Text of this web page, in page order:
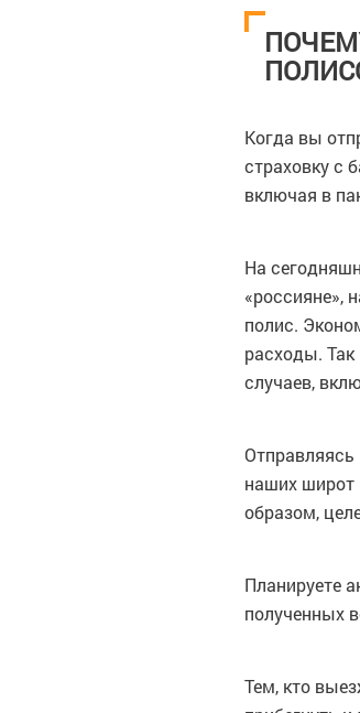
Когда вы
страховку с
включая в
На
«россияне»,
полис.
расходы.
случаев,
наших широт
образом,
Планируете
полученных
Тем, кто